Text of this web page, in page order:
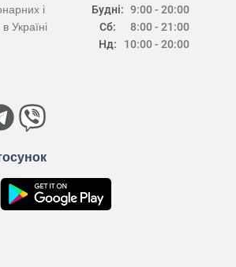
Будні:
Сб:
Нд:
9:00 - 20:00
8:00 - 21:00
10:00 - 20:00
і
Україні